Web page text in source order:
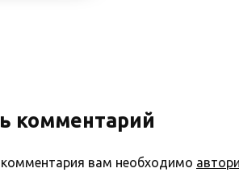
комментарий
вам необходимо